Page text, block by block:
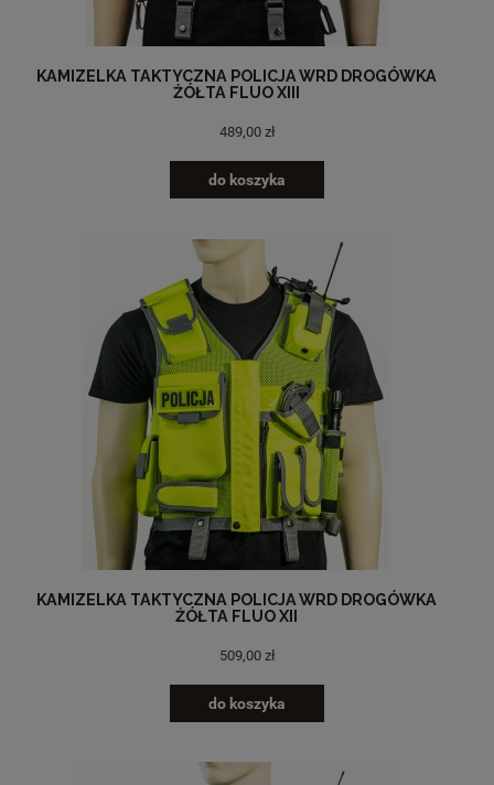
KAMIZELKA TAKTYCZNA POLICJA WRD DROGÓWKA
ŻÓŁTA FLUO XIII
489,00 zł
do koszyka
KAMIZELKA TAKTYCZNA POLICJA WRD DROGÓWKA
ŻÓŁTA FLUO XII
509,00 zł
do koszyka